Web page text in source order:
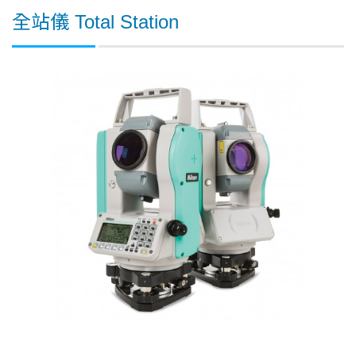
全站儀 Total Station